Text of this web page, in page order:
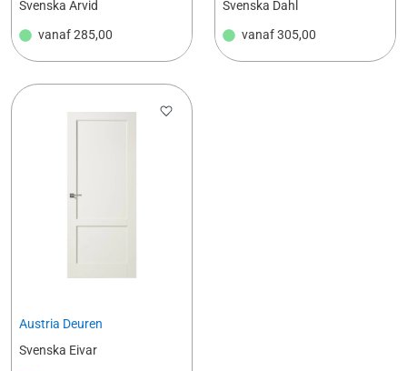
Svenska Arvid
vanaf285,00
Svenska Dahl
vanaf305,00
Austria Deuren
Svenska Eivar